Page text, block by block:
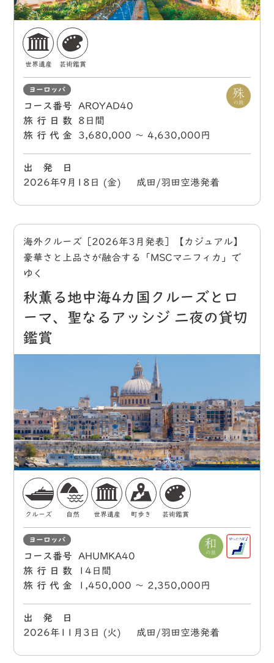
世界遺産 芸術鑑賞
ヨーロッパ
コース番号
AROYAD40
旅行日数
8日間
旅行代金
3,680,000 〜 4,630,000円
出 発 日
2026年9月18日 (金) 成田/羽田空港発着
海外クルーズ［2026年3月発表］【カジュアル】
豪華さと上品さが融合する「MSCマニフィカ」で
ゆく
秋薫る地中海4カ国クルーズとロ
ーマ、聖なるアッシジ 二夜の貸切
鑑賞
クルーズ 自然 世界遺産 町歩き 芸術鑑賞
ヨーロッパ
コース番号
AHUMKA40
旅行日数
14日間
旅行代金
1,450,000 〜 2,350,000円
出 発 日
2026年11月3日 (火) 成田/羽田空港発着